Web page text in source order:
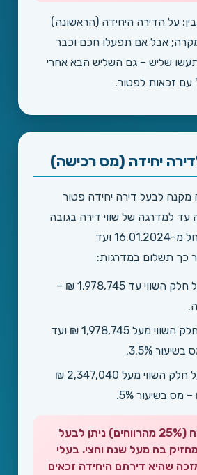
על הדירה היחידה (הראשונה)
אבל אם תפעלו חכם וכבר
שליש – גם השליש הבא אחרי
עם זכאות לפטור.
יחידה (מס רכישה)
לבעל דירה יחידה פטור
למדרגה של שווי דירה בגובה
(החל מ-16.01.2024 ועד
על חלק השווי עד 1,978,745 ₪ –
על חלק השווי מעל 1,978,745 ₪ ועד
על חלק השווי מעל 2,347,040 ₪
פטור ממס שבח (25% מהרווחים) ניתן לבעל
בה מעל שנה וחצי. בעלי
שהיא דירתם היחידה זכאים